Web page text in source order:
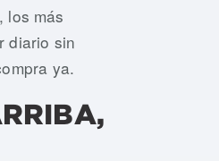
IREC, USSG-010-IREC,
los más
diario sin
ya.